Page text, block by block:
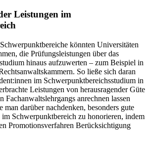
Leistungen im
könnten Universitäten
die Prüfungsleistungen über das
hinaus aufzuwerten – zum Beispiel in
So ließe sich daran
im Schwerpunktbereichsstudium in
Leistungen von herausragender Güte
Fachanwaltslehrgangs anrechnen lassen
man darüber nachdenken, besonders gute
im Schwerpunktbereich zu honorieren, indem
Promotionsverfahren Berücksichtigung